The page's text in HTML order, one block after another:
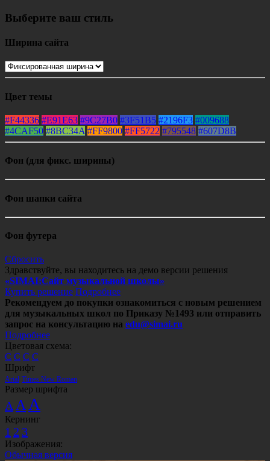
Выберите ваш стиль
Ширина сайта
Цвет темы
#F44336 #E91E63 #9C27B0 #3F51B5 #2196F3 #009688
#4CAF50 #8BC34A #FF9800 #FF5722 #795548 #607D8B
Фон (для фикс. ширины)
Фон шапки сайта
Фон футера
Сбросить
Здравствуйте, вы находитесь на демо версии решения
«SIMAI:Сайт музыкальной школы»
Купить решение Подробнее
Рекомендуем до покупки ознакомиться с новым решением
для музыкальных школ по Приказу №1493 или отправить
запрос на консультацию на edu@simai.ru
Подробнее
Цветовая схема:
C C C C
Шрифт
Arial Times New Roman
Размер шрифта
A AA
Кернинг
1 2 3
Изображения:
Обычная версия